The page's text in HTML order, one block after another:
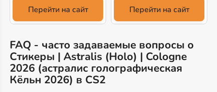
Перейти на сайт Перейти на сайт
FAQ - часто задаваемые вопросы о
Стикеры | Astralis (Holo) | Cologne
2026 (астралис голографическая
Кёльн 2026) в CS2